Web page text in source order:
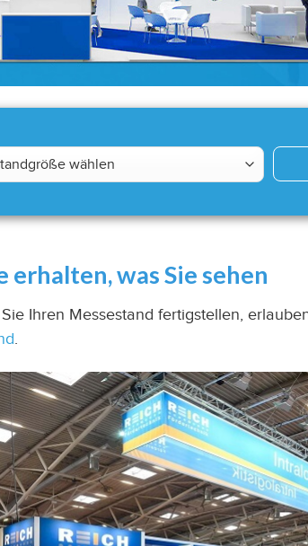
was Sie sehen
Ihren Messestand fertigstellen,
.